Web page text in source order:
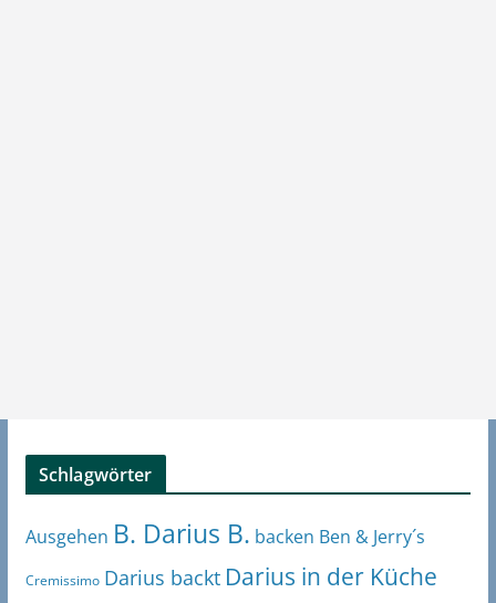
Schlagwörter
Ausgehen B. Darius B. backen Ben & Jerry´s
Cremissimo Darius backt Darius in der Küche